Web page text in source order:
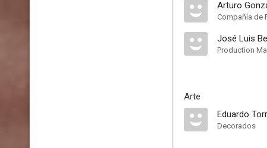
Arturo
Compañía de
José Luis
Production
Arte
Eduardo
Decorados